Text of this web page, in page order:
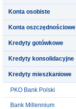
Konta osobiste
Konta oszczędnościowe
Kredyty gotówkowe
Kredyty konsolidacyjne
Kredyty mieszkaniowe
PKO Bank Polski
Bank Millennium